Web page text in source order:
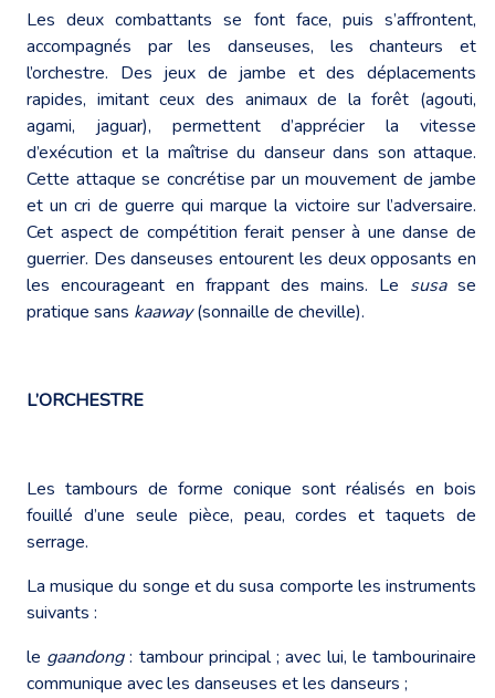
Les deux combattants se font face, puis s’affrontent,
accompagnés par les danseuses, les chanteurs et
l’orchestre. Des jeux de jambe et des déplacements
rapides, imitant ceux des animaux de la forêt (agouti,
agami, jaguar), permettent d’apprécier la vitesse
d’exécution et la maîtrise du danseur dans son attaque.
Cette attaque se concrétise par un mouvement de jambe
et un cri de guerre qui marque la victoire sur l’adversaire.
Cet aspect de compétition ferait penser à une danse de
guerrier. Des danseuses entourent les deux opposants en
les encourageant en frappant des mains. Le susase
pratique sans kaaway(sonnaille de cheville).
L’ORCHESTRE
Les tambours de forme conique sont réalisés en bois
fouillé d’une seule pièce, peau, cordes et taquets de
serrage.
La musique du songe et du susa comporte les instruments
suivants :
le gaandong: tambour principal ; avec lui, le tambourinaire
communique avec les danseuses et les danseurs ;